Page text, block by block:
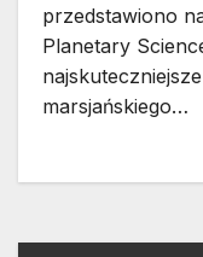
przedstawiono
Planetary
marsjańskiego…